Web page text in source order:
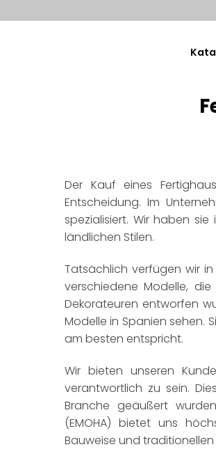
Der Kauf eines
Entscheidung. Im
spezialisiert. Wir haben
ländlichen Stilen.
Tatsächlich verfügen wir in
verschiedene Modelle,
Dekorateuren entworfen
Modelle in Spanien sehen.
am besten entspricht.
Wir bieten unseren
verantwortlich zu sein.
Branche geäußert
(EMOHA) bietet uns
Bauweise und traditionellen